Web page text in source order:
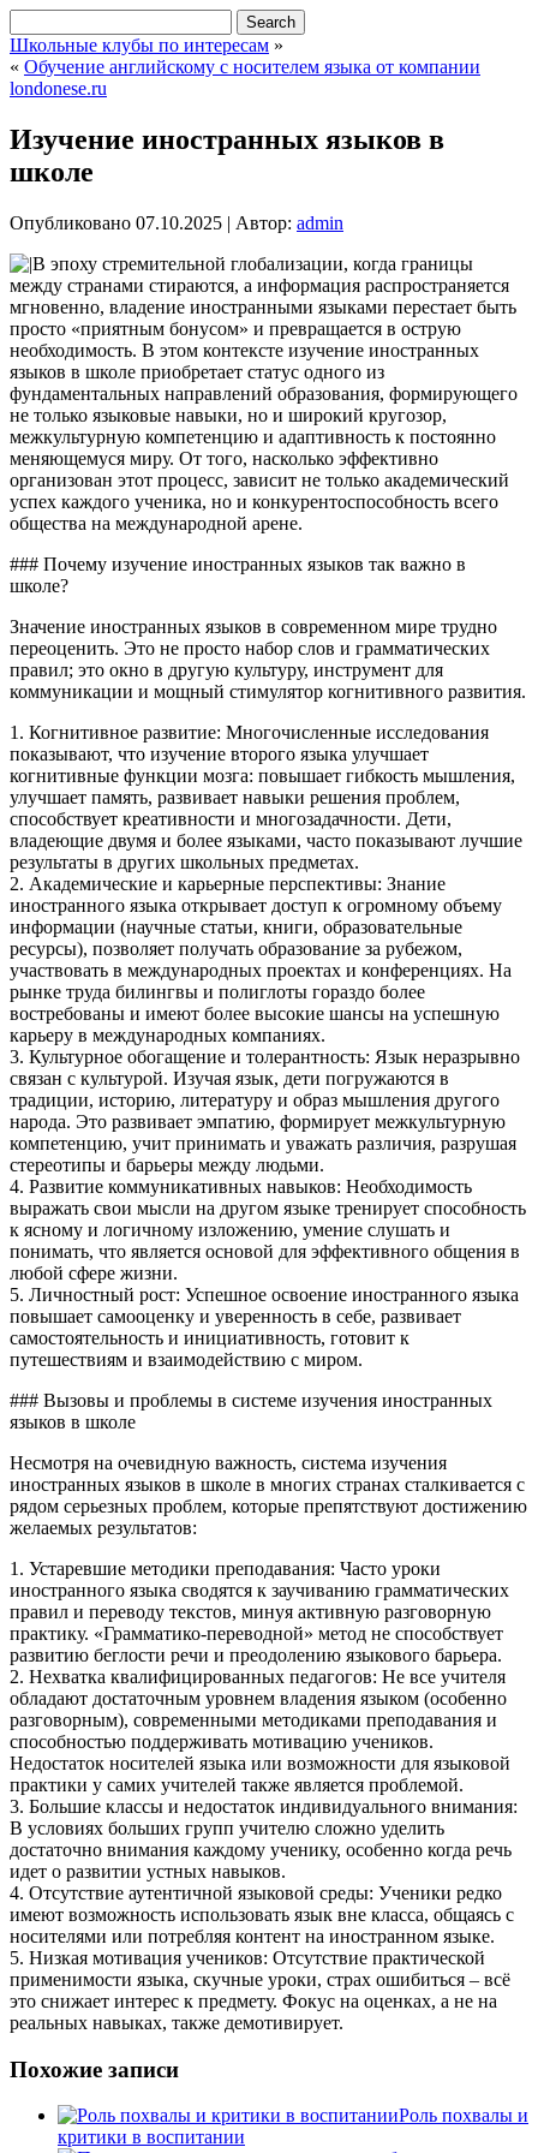
Школьные клубы по интересам »
« Обучение английскому с носителем языка от компании
londonese.ru
Изучение иностранных языков в
школе
Опубликовано 07.10.2025 | Автор: admin
В эпоху стремительной глобализации, когда границы
между странами стираются, а информация распространяется
мгновенно, владение иностранными языками перестает быть
просто «приятным бонусом» и превращается в острую
необходимость. В этом контексте изучение иностранных
языков в школе приобретает статус одного из
фундаментальных направлений образования, формирующего
не только языковые навыки, но и широкий кругозор,
межкультурную компетенцию и адаптивность к постоянно
меняющемуся миру. От того, насколько эффективно
организован этот процесс, зависит не только академический
успех каждого ученика, но и конкурентоспособность всего
общества на международной арене.
### Почему изучение иностранных языков так важно в
школе?
Значение иностранных языков в современном мире трудно
переоценить. Это не просто набор слов и грамматических
правил; это окно в другую культуру, инструмент для
коммуникации и мощный стимулятор когнитивного развития.
1. Когнитивное развитие: Многочисленные исследования
показывают, что изучение второго языка улучшает
когнитивные функции мозга: повышает гибкость мышления,
улучшает память, развивает навыки решения проблем,
способствует креативности и многозадачности. Дети,
владеющие двумя и более языками, часто показывают лучшие
результаты в других школьных предметах.
2. Академические и карьерные перспективы: Знание
иностранного языка открывает доступ к огромному объему
информации (научные статьи, книги, образовательные
ресурсы), позволяет получать образование за рубежом,
участвовать в международных проектах и конференциях. На
рынке труда билингвы и полиглоты гораздо более
востребованы и имеют более высокие шансы на успешную
карьеру в международных компаниях.
3. Культурное обогащение и толерантность: Язык неразрывно
связан с культурой. Изучая язык, дети погружаются в
традиции, историю, литературу и образ мышления другого
народа. Это развивает эмпатию, формирует межкультурную
компетенцию, учит принимать и уважать различия, разрушая
стереотипы и барьеры между людьми.
4. Развитие коммуникативных навыков: Необходимость
выражать свои мысли на другом языке тренирует способность
к ясному и логичному изложению, умение слушать и
понимать, что является основой для эффективного общения в
любой сфере жизни.
5. Личностный рост: Успешное освоение иностранного языка
повышает самооценку и уверенность в себе, развивает
самостоятельность и инициативность, готовит к
путешествиям и взаимодействию с миром.
### Вызовы и проблемы в системе изучения иностранных
языков в школе
Несмотря на очевидную важность, система изучения
иностранных языков в школе в многих странах сталкивается с
рядом серьезных проблем, которые препятствуют достижению
желаемых результатов:
1. Устаревшие методики преподавания: Часто уроки
иностранного языка сводятся к заучиванию грамматических
правил и переводу текстов, минуя активную разговорную
практику. «Грамматико-переводной» метод не способствует
развитию беглости речи и преодолению языкового барьера.
2. Нехватка квалифицированных педагогов: Не все учителя
обладают достаточным уровнем владения языком (особенно
разговорным), современными методиками преподавания и
способностью поддерживать мотивацию учеников.
Недостаток носителей языка или возможности для языковой
практики у самих учителей также является проблемой.
3. Большие классы и недостаток индивидуального внимания:
В условиях больших групп учителю сложно уделить
достаточно внимания каждому ученику, особенно когда речь
идет о развитии устных навыков.
4. Отсутствие аутентичной языковой среды: Ученики редко
имеют возможность использовать язык вне класса, общаясь с
носителями или потребляя контент на иностранном языке.
5. Низкая мотивация учеников: Отсутствие практической
применимости языка, скучные уроки, страх ошибиться – всё
это снижает интерес к предмету. Фокус на оценках, а не на
реальных навыках, также демотивирует.
Похожие записи
Роль похвалы и
критики в воспитании